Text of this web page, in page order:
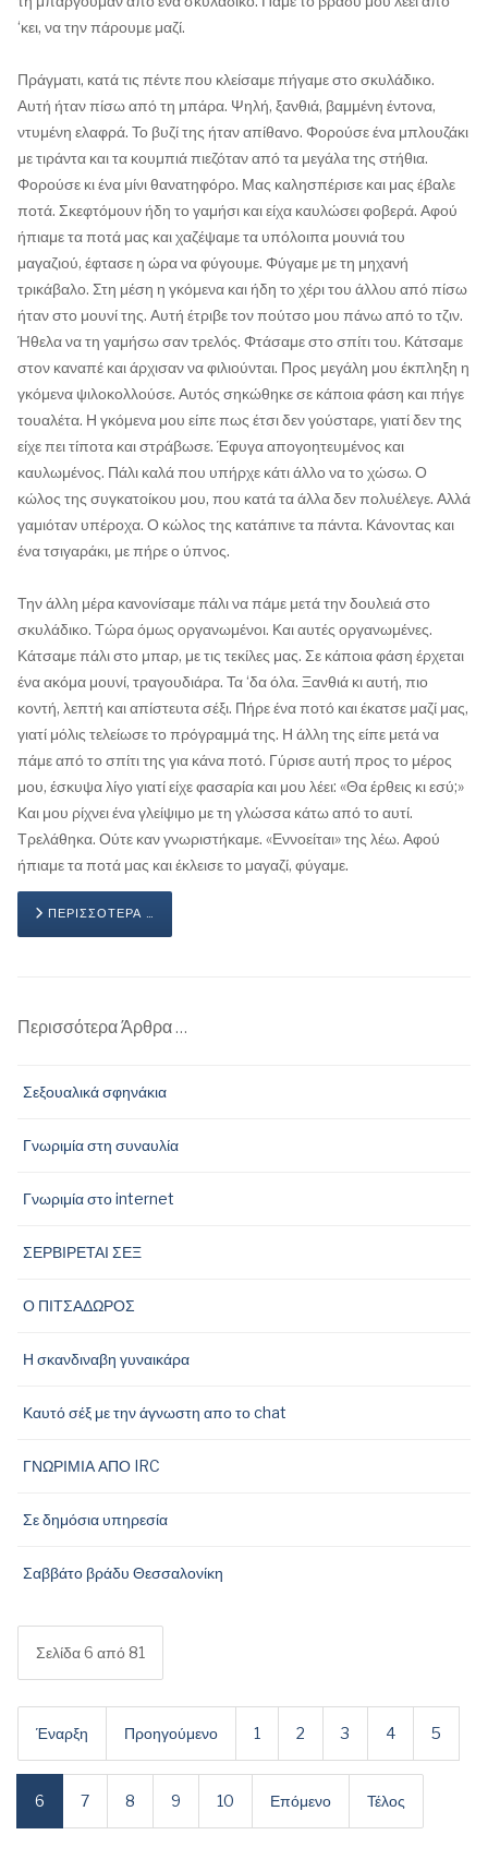
‘κει, να την πάρουμε μαζί.
Πράγματι, κατά τις πέντε που κλείσαμε πήγαμε στο σκυλάδικο.
Αυτή ήταν πίσω από τη μπάρα. Ψηλή, ξανθιά, βαμμένη έντονα,
ντυμένη ελαφρά. Το βυζί της ήταν απίθανο. Φορούσε ένα μπλουζάκι
με τιράντα και τα κουμπιά πιεζόταν από τα μεγάλα της στήθια.
Φορούσε κι ένα μίνι θανατηφόρο. Μας καλησπέρισε και μας έβαλε
ποτά. Σκεφτόμουν ήδη το γαμήσι και είχα καυλώσει φοβερά. Αφού
ήπιαμε τα ποτά μας και χαζέψαμε τα υπόλοιπα μουνιά του
μαγαζιού, έφτασε η ώρα να φύγουμε. Φύγαμε με τη μηχανή
τρικάβαλο. Στη μέση η γκόμενα και ήδη το χέρι του άλλου από πίσω
ήταν στο μουνί της. Αυτή έτριβε τον πούτσο μου πάνω από το τζιν.
Ήθελα να τη γαμήσω σαν τρελός. Φτάσαμε στο σπίτι του. Κάτσαμε
στον καναπέ και άρχισαν να φιλιούνται. Προς μεγάλη μου έκπληξη η
γκόμενα ψιλοκολλούσε. Αυτός σηκώθηκε σε κάποια φάση και πήγε
τουαλέτα. Η γκόμενα μου είπε πως έτσι δεν γούσταρε, γιατί δεν της
είχε πει τίποτα και στράβωσε. Έφυγα απογοητευμένος και
καυλωμένος. Πάλι καλά που υπήρχε κάτι άλλο να το χώσω. Ο
κώλος της συγκατοίκου μου, που κατά τα άλλα δεν πολυέλεγε. Αλλά
γαμιόταν υπέροχα. Ο κώλος της κατάπινε τα πάντα. Κάνοντας και
ένα τσιγαράκι, με πήρε ο ύπνος.
Την άλλη μέρα κανονίσαμε πάλι να πάμε μετά την δουλειά στο
σκυλάδικο. Τώρα όμως οργανωμένοι. Και αυτές οργανωμένες.
Κάτσαμε πάλι στο μπαρ, με τις τεκίλες μας. Σε κάποια φάση έρχεται
ένα ακόμα μουνί, τραγουδιάρα. Τα ‘δα όλα. Ξανθιά κι αυτή, πιο
κοντή, λεπτή και απίστευτα σέξι. Πήρε ένα ποτό και έκατσε μαζί μας,
γιατί μόλις τελείωσε το πρόγραμμά της. Η άλλη της είπε μετά να
πάμε από το σπίτι της για κάνα ποτό. Γύρισε αυτή προς το μέρος
μου, έσκυψα λίγο γιατί είχε φασαρία και μου λέει: «Θα έρθεις κι εσύ;»
Και μου ρίχνει ένα γλείψιμο με τη γλώσσα κάτω από το αυτί.
Τρελάθηκα. Ούτε καν γνωριστήκαμε. «Εννοείται» της λέω. Αφού
ήπιαμε τα ποτά μας και έκλεισε το μαγαζί, φύγαμε.
ΠΕΡΙΣΣΌΤΕΡΑ …
Περισσότερα Άρθρα …
Σεξουαλικά σφηνάκια
Γνωριμία στη συναυλία
Γνωριμία στο internet
ΣΕΡΒΙΡΕΤΑΙ ΣΕΞ
Ο ΠΙΤΣΑΔΩΡΟΣ
Η σκανδιναβη γυναικάρα
Καυτό σέξ με την άγνωστη απο το chat
ΓΝΩΡΙΜΙΑ ΑΠΟ IRC
Σε δημόσια υπηρεσία
Σαββάτο βράδυ Θεσσαλονίκη
Σελίδα 6 από 81
Έναρξη Προηγούμενο 1 2 3 4 5
6 7 8 9 10 Επόμενο Τέλος